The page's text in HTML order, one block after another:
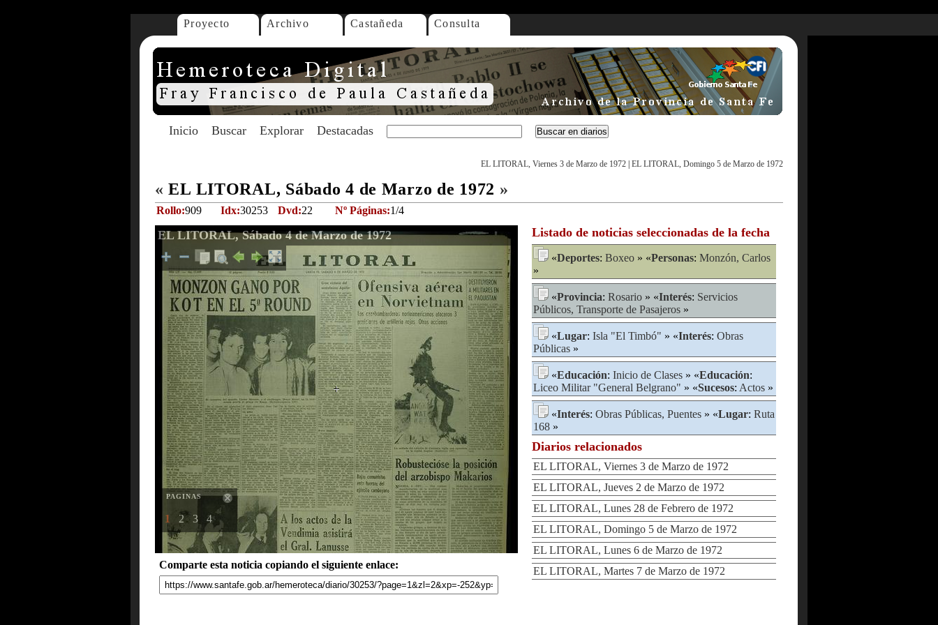
Proyecto Archivo Castañeda Consulta
Inicio Buscar Explorar Destacadas
EL LITORAL, Viernes 3 de Marzo de 1972 EL LITORAL, Domingo 5 de Marzo de 1972
« EL LITORAL, Sábado 4 de Marzo de 1972 »
Rollo:909 Idx:30253 Dvd:22 Nº Páginas:1/4
EL LITORAL, Sábado 4 de Marzo de 1972
PAGINAS
1 2 3 4
Comparte esta noticia copiando el siguiente enlace:
Listado de noticias seleccionadas de la fecha
«Deportes: Boxeo » «Personas: Monzón, Carlos
»
«Provincia: Rosario » «Interés: Servicios
Públicos, Transporte de Pasajeros »
«Lugar: Isla "El Timbó" » «Interés: Obras
Públicas »
«Educación: Inicio de Clases » «Educación:
Liceo Militar "General Belgrano" » «Sucesos: Actos »
«Interés: Obras Públicas, Puentes » «Lugar: Ruta
168 »
Diarios relacionados
EL LITORAL, Viernes 3 de Marzo de 1972
EL LITORAL, Jueves 2 de Marzo de 1972
EL LITORAL, Lunes 28 de Febrero de 1972
EL LITORAL, Domingo 5 de Marzo de 1972
EL LITORAL, Lunes 6 de Marzo de 1972
EL LITORAL, Martes 7 de Marzo de 1972